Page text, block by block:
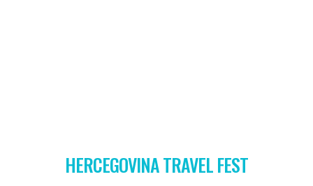
HERCEGOVINA TRAVEL FEST